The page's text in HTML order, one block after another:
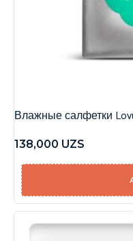
Влажные салфетки
138,000 UZS